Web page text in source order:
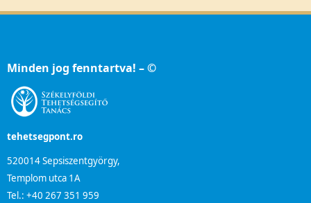
Minden jog fenntartva! – ©
tehetsegpont.ro
520014 Sepsiszentgyörgy,
Templom utca 1A
Tel.: +40 267 351 959